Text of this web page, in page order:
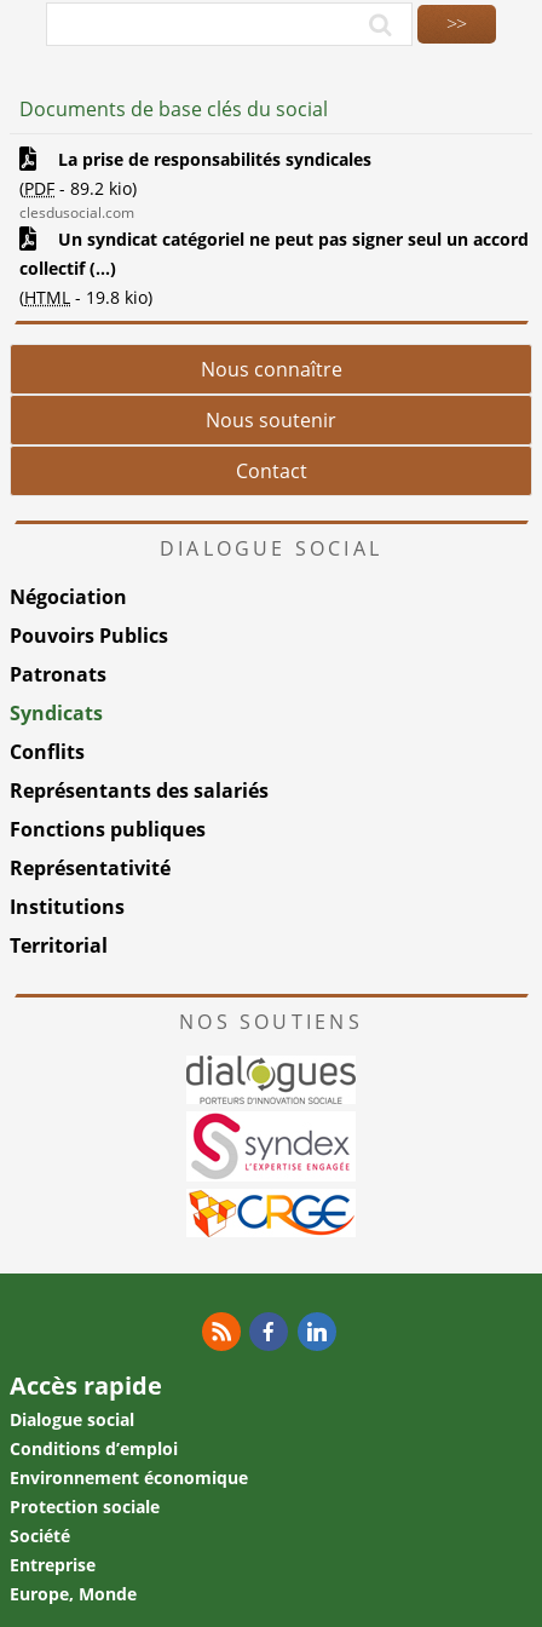
Documents de base clés du social
La prise de responsabilités syndicales
(PDF - 89.2 kio)
clesdusocial.com
Un syndicat catégoriel ne peut pas signer seul un accord
collectif (...)
(HTML - 19.8 kio)
Nous connaître
Nous soutenir
Contact
DIALOGUE SOCIAL
Négociation
Pouvoirs Publics
Patronats
Syndicats
Conflits
Représentants des salariés
Fonctions publiques
Représentativité
Institutions
Territorial
NOS SOUTIENS
Accès rapide
Dialogue social
Conditions d’emploi
Environnement économique
Protection sociale
Société
Entreprise
Europe, Monde